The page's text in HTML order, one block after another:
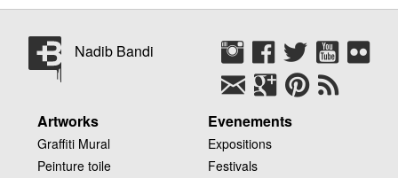
Meeting Of Styles
Nadib Bandi
Artworks
Graffiti Mural
Peinture toile
Evenements
Expositions
Festivals